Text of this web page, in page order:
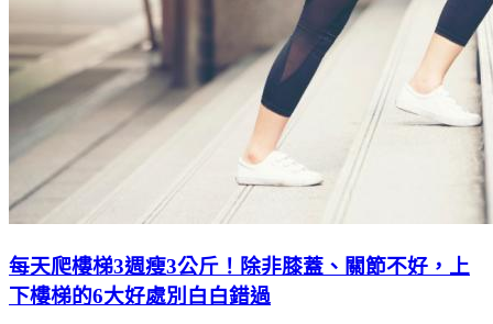
每天爬樓梯3週瘦3公斤！除非膝蓋、關節不好，上
下樓梯的6大好處別白白錯過